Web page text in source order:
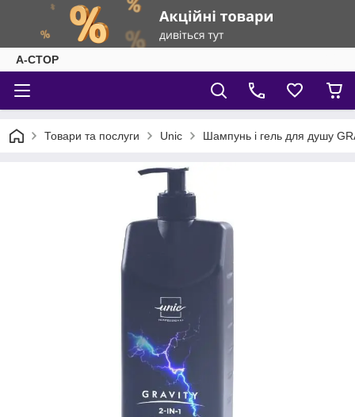
А-СТОР
Товари та послуги Unic Шампунь і гель для душу